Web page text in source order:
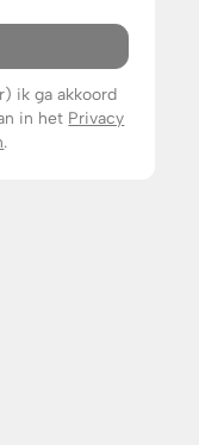
ik ga akkoord
in het Privacy
.